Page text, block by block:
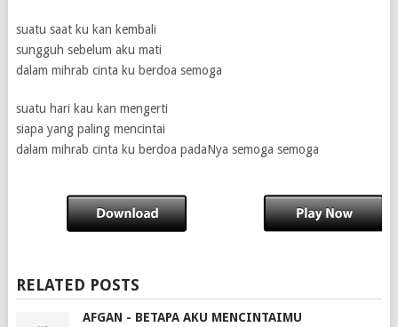
suatu saat ku kan kembali
sungguh sebelum aku mati
dalam mihrab cinta ku berdoa semoga
suatu hari kau kan mengerti
siapa yang paling mencintai
dalam mihrab cinta ku berdoa padaNya semoga semoga
RELATED POSTS
AFGAN - BETAPA AKU MENCINTAIMU